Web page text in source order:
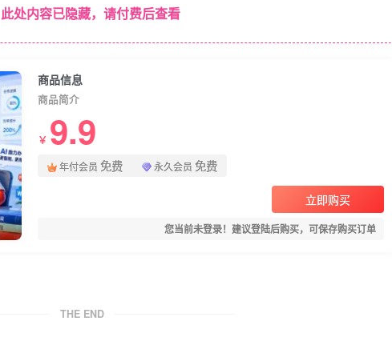
此处内容已隐藏，请付费后查看
商品信息
商品简介
￥ 9.9
年付会员 免费 永久会员 免费
立即购买
您当前未登录！建议登陆后购买，可保存购买订单
THE END